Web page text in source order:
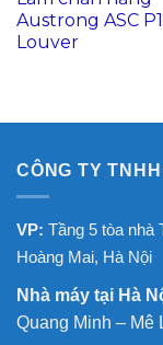
Austrong ASC
Louver
CÔNG TY
VP: Tầng 5 tòa nhà
Hoàng Mai, Hà Nội
Nhà máy tại Hà
Quang Minh – Mê